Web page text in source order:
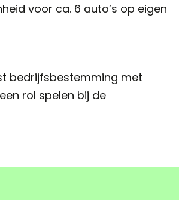
voor ca. 6 auto’s op eigen
bedrijfsbestemming met
rol spelen bij de